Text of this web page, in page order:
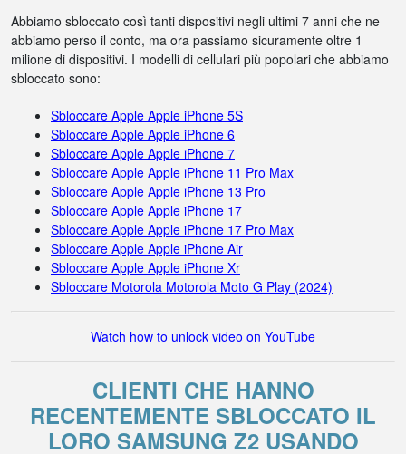
Abbiamo sbloccato così tanti dispositivi negli ultimi 7 anni che ne
abbiamo perso il conto, ma ora passiamo sicuramente oltre 1
milione di dispositivi. I modelli di cellulari più popolari che abbiamo
sbloccato sono:
Sbloccare Apple Apple iPhone 5S
Sbloccare Apple Apple iPhone 6
Sbloccare Apple Apple iPhone 7
Sbloccare Apple Apple iPhone 11 Pro Max
Sbloccare Apple Apple iPhone 13 Pro
Sbloccare Apple Apple iPhone 17
Sbloccare Apple Apple iPhone 17 Pro Max
Sbloccare Apple Apple iPhone Air
Sbloccare Apple Apple iPhone Xr
Sbloccare Motorola Motorola Moto G Play (2024)
Watch how to unlock video on YouTube
CLIENTI CHE HANNO
RECENTEMENTE SBLOCCATO IL
LORO SAMSUNG Z2 USANDO